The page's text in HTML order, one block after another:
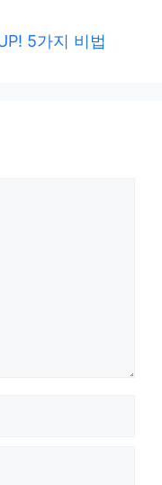
5가지 비법